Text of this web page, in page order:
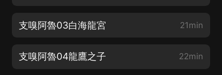
支嗅阿魯03白海龍宮 21min
支嗅阿魯04龍鷹之子 22min